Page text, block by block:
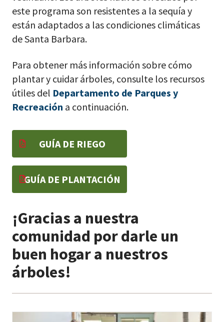
este programa son resistentes a la sequía y
están adaptados a las condiciones climáticas
de Santa Barbara.
Para obtener más información sobre cómo
plantar y cuidar árboles, consulte los recursos
útiles del Departamento de Parques y
Recreación a continuación.
GUÍA DE RIEGO
GUÍA DE PLANTACIÓN
¡Gracias a nuestra
comunidad por darle un
buen hogar a nuestros
árboles!